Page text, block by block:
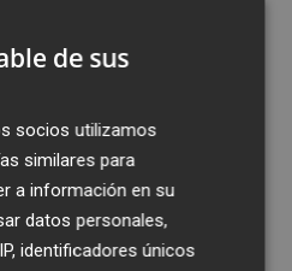
de sus
socios utilizamos
similares para
a información en su
datos personales,
identificadores únicos